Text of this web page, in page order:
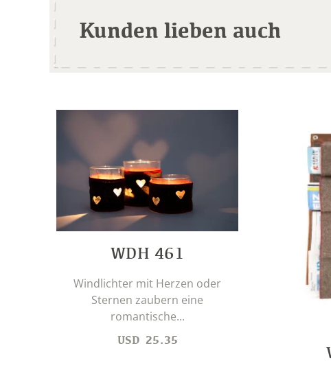
Kunden lieben auch
WDH 461
Windlichter mit Herzen oder
Sternen zaubern eine
romantische...
USD 25.35